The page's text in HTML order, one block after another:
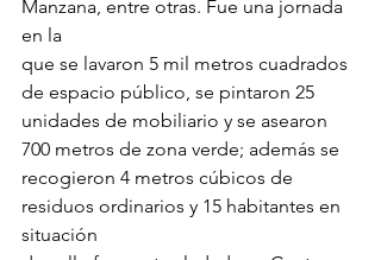
Manzana, entre otras. Fue una jornada
en la
que se lavaron 5 mil metros cuadrados
de espacio público, se pintaron 25
unidades de mobiliario y se asearon
700 metros de zona verde; además se
recogieron 4 metros cúbicos de
residuos ordinarios y 15 habitantes en
situación